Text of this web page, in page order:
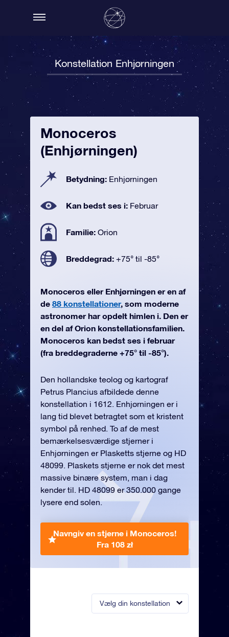
Konstellation Enhjørningen
Vælg din konstellation
Monoceros
(Enhjørningen)
Betydning: Enhjørningen
Kan bedst ses i: Februar
Familie: Orion
Breddegrad: +75° til -85°
Monoceros eller Enhjørningen er en af
de 88 konstellationer, som moderne
astronomer har opdelt himlen i. Den er
en del af Orion konstellationsfamilien.
Monoceros kan bedst ses i februar
(fra breddegraderne +75° til -85°).
Den hollandske teolog og kartograf
Petrus Plancius afbildede denne
konstellation i 1612. Enhjørningen er i
lang tid blevet betragtet som et kristent
symbol på renhed. To af de mest
bemærkelsesværdige stjerner i
Enhjørningen er Plasketts stjerne og HD
48099. Plaskets stjerne er nok det mest
massive binære system, man i dag
kender til. HD 48099 er 350.000 gange
lysere end solen.
Navngiv en stjerne i Monoceros!
Fra 108 zł